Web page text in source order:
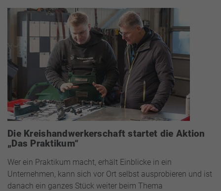
Die Kreishandwerkerschaft startet die Aktion
„Das Praktikum“
Wer ein Praktikum macht, erhält Einblicke in ein
Unternehmen, kann sich vor Ort selbst ausprobieren und ist
danach ein ganzes Stück weiter beim Thema